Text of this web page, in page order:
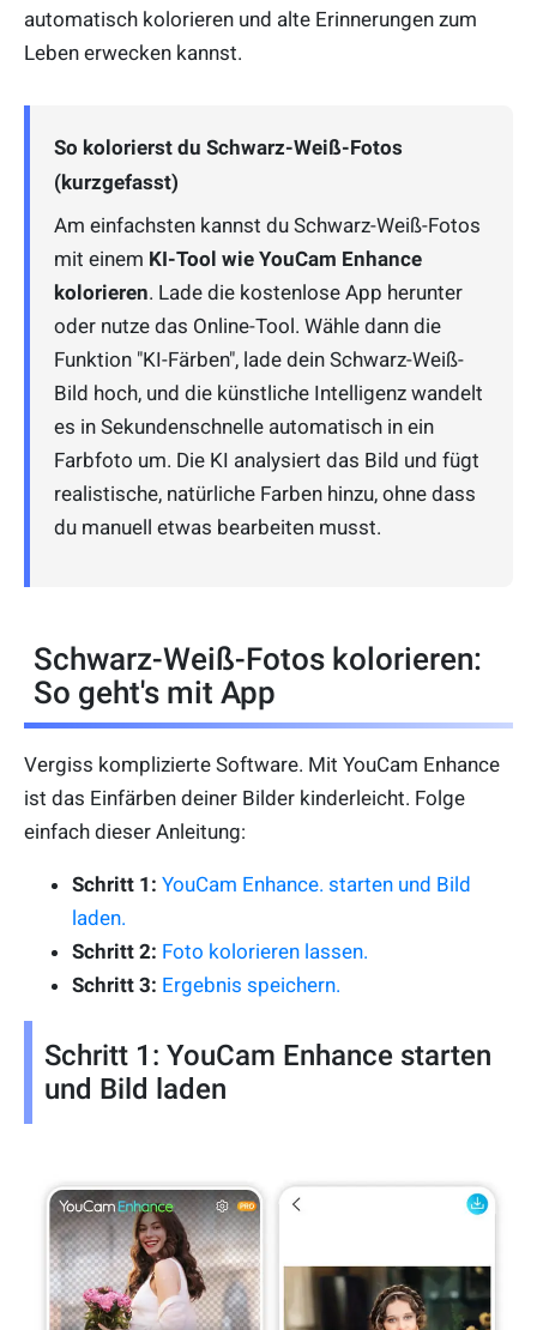
automatisch kolorieren und alte Erinnerungen zum
Leben erwecken kannst.
So kolorierst du Schwarz-Weiß-Fotos
(kurzgefasst)
Am einfachsten kannst du Schwarz-Weiß-Fotos
mit einem KI-Tool wie YouCam Enhance
kolorieren. Lade die kostenlose App herunter
oder nutze das Online-Tool. Wähle dann die
Funktion "KI-Färben", lade dein Schwarz-Weiß-
Bild hoch, und die künstliche Intelligenz wandelt
es in Sekundenschnelle automatisch in ein
Farbfoto um. Die KI analysiert das Bild und fügt
realistische, natürliche Farben hinzu, ohne dass
du manuell etwas bearbeiten musst.
Schwarz-Weiß-Fotos kolorieren:
So geht's mit App
Vergiss komplizierte Software. Mit YouCam Enhance
ist das Einfärben deiner Bilder kinderleicht. Folge
einfach dieser Anleitung:
Schritt 1: YouCam Enhance. starten und Bild
laden.
Schritt 2: Foto kolorieren lassen.
Schritt 3: Ergebnis speichern.
Schritt 1: YouCam Enhance starten
und Bild laden